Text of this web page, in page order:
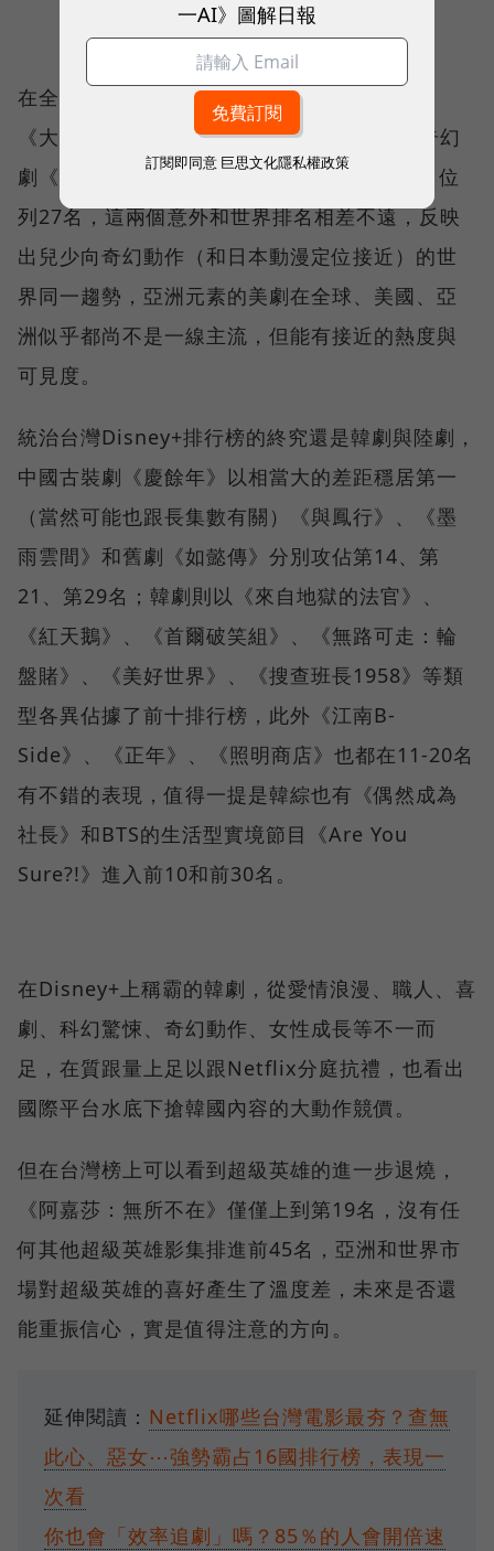
在全球迪士尼的長紅美劇僅有《摩登家族》和
《大熊餐廳》進入前10名，奇幻動作IP兒少奇幻
劇《波西傑克森》搶進第11名、《幕府將軍》位
列27名，這兩個意外和世界排名相差不遠，反映
出兒少向奇幻動作（和日本動漫定位接近）的世
界同一趨勢，亞洲元素的美劇在全球、美國、亞
洲似乎都尚不是一線主流，但能有接近的熱度與
可見度。
統治台灣Disney+排行榜的終究還是韓劇與陸劇，
中國古裝劇《慶餘年》以相當大的差距穩居第一
（當然可能也跟長集數有關）《與鳳行》、《墨
雨雲間》和舊劇《如懿傳》分別攻佔第14、第
21、第29名；韓劇則以《來自地獄的法官》、
《紅天鵝》、《首爾破笑組》、《無路可走：輪
盤賭》、《美好世界》、《搜查班長1958》等類
型各異佔據了前十排行榜，此外《江南B-
Side》、《正年》、《照明商店》也都在11-20名
有不錯的表現，值得一提是韓綜也有《偶然成為
社長》和BTS的生活型實境節目《Are You
Sure?!》進入前10和前30名。
在Disney+上稱霸的韓劇，從愛情浪漫、職人、喜
劇、科幻驚悚、奇幻動作、女性成長等不一而
足，在質跟量上足以跟Netflix分庭抗禮，也看出
國際平台水底下搶韓國內容的大動作競價。
但在台灣榜上可以看到超級英雄的進一步退燒，
《阿嘉莎：無所不在》僅僅上到第19名，沒有任
何其他超級英雄影集排進前45名，亞洲和世界市
場對超級英雄的喜好產生了溫度差，未來是否還
能重振信心，實是值得注意的方向。
延伸閱讀： Netflix哪些台灣電影最夯？查無
此心、惡女⋯強勢霸占16國排行榜，表現一
次看
你也會「效率追劇」嗎？85％的人會開倍速
一AI》圖解日報
訂閱即同意 巨思文化隱私權政策